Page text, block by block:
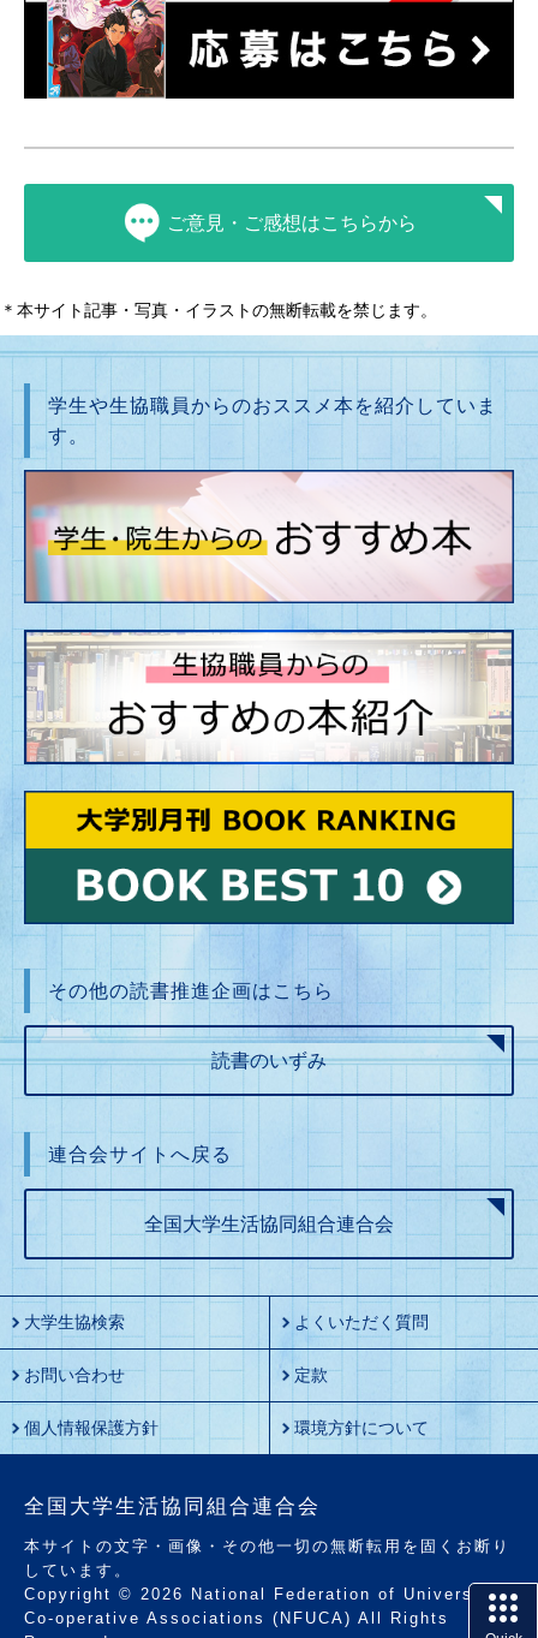
ご意見・ご感想はこちらから
＊本サイト記事・写真・イラストの無断転載を禁じます。
学生や生協職員からのおススメ本を紹介していま
す。
その他の読書推進企画はこちら
読書のいずみ
連合会サイトへ戻る
全国大学生活協同組合連合会
大学生協検索 よくいただく質問
お問い合わせ 定款
個人情報保護方針 環境方針について
全国大学生活協同組合連合会
本サイトの文字・画像・その他一切の無断転用を固くお断り
しています。
Copyright © 2026 National Federation of University
Co-operative Associations (NFUCA) All Rights